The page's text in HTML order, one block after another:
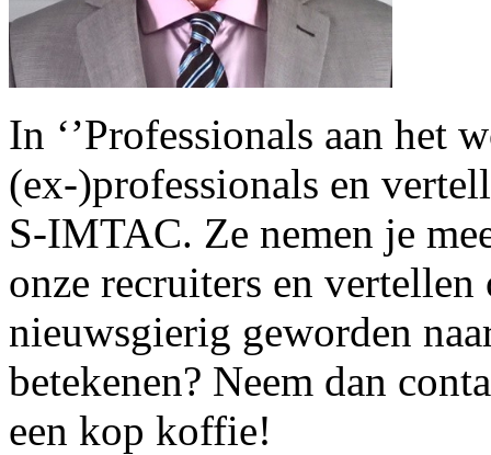
In ‘’Professionals aan het
(ex-)professionals en
S-IMTAC. Ze nemen je
onze recruiters en
nieuwsgierig geworden
betekenen? Neem dan
een kop koffie!